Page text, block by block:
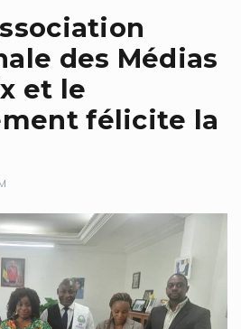
des Médias
et le
félicite la